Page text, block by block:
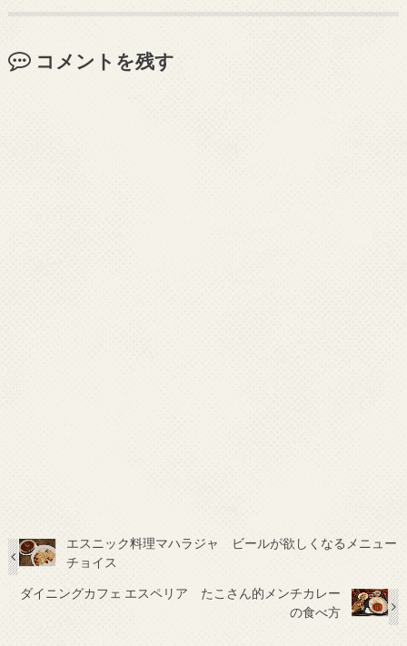
コメントを残す
エスニック料理マハラジャ ビールが欲しくなるメニュー
チョイス
ダイニングカフェ エスペリア たこさん的メンチカレー
の食べ方